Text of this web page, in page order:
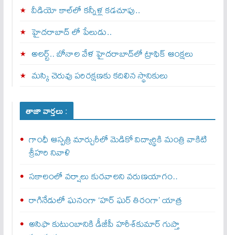
వీడియో కాల్‌లో కన్నీళ్ల కడచూపు..
హైదరాబాద్ లో పేలుడు..
అలర్ట్‌.. బోనాల వేళ హైదరాబాద్‌లో ట్రాఫిక్‌ ఆంక్షలు
మస్కి చెరువు పరిరక్షణకు కదిలిన స్థానికులు
తాజా వార్తలు :
గాంధీ ఆస్పత్రి మార్చురీలో మెడికో విద్యార్థికి మంత్రి వాకిటి
శ్రీహరి నివాళి
సకాలంలో వర్షాలు కురవాలని వరుణయాగం..
రాగినేడులో ఘనంగా ‘హర్‌ ఘర్‌ తిరంగా’ యాత్ర
అసిఫా కుటుంబానికి డీజీపీ హరీశ్‌కుమార్‌ గుప్తా